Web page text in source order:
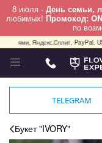
8 июля - День семьи,
любимых! Промокод:
по
Яндекс.Сплит, PayPal, USDT,
Телефон
+7 (812) 425 36
Санкт-
TELEGRAM
Букет "IVORY"